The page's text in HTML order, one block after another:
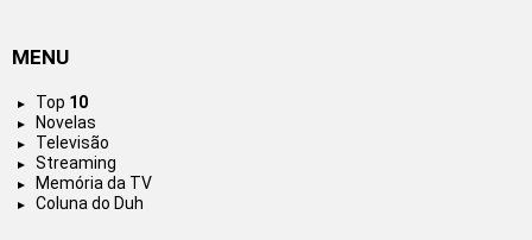
MENU
Top 10
Novelas
Televisão
Streaming
Memória da TV
Coluna do Duh